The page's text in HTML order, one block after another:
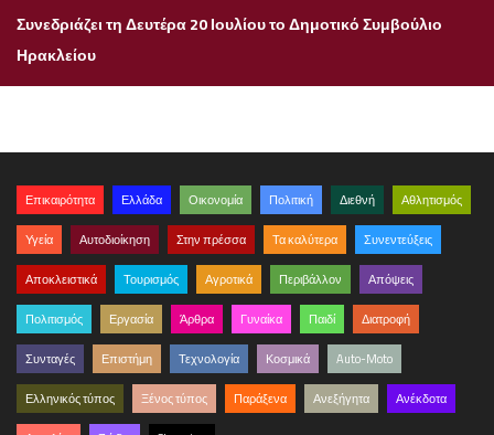
Συνεδριάζει τη Δευτέρα 20 Ιουλίου το Δημοτικό Συμβούλιο
Ηρακλείου
Επικαιρότητα Ελλάδα Οικονομία Πολιτική Διεθνή Αθλητισμός
Υγεία Αυτοδιοίκηση Στην πρέσσα Τα καλύτερα Συνεντεύξεις
Αποκλειστικά Τουρισμός Αγροτικά Περιβάλλον Απόψεις
Πολιτισμός Εργασία Άρθρα Γυναίκα Παιδί Διατροφή
Συνταγές Επιστήμη Τεχνολογία Κοσμικά Auto-Moto
Ελληνικός τύπος Ξένος τύπος Παράξενα Ανεξήγητα Ανέκδοτα